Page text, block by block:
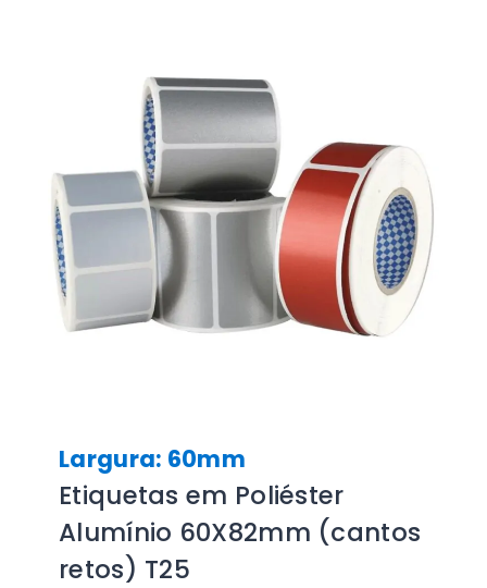
Largura: 60mm
Etiquetas em Poliéster
Alumínio 60X82mm (cantos
retos) T25